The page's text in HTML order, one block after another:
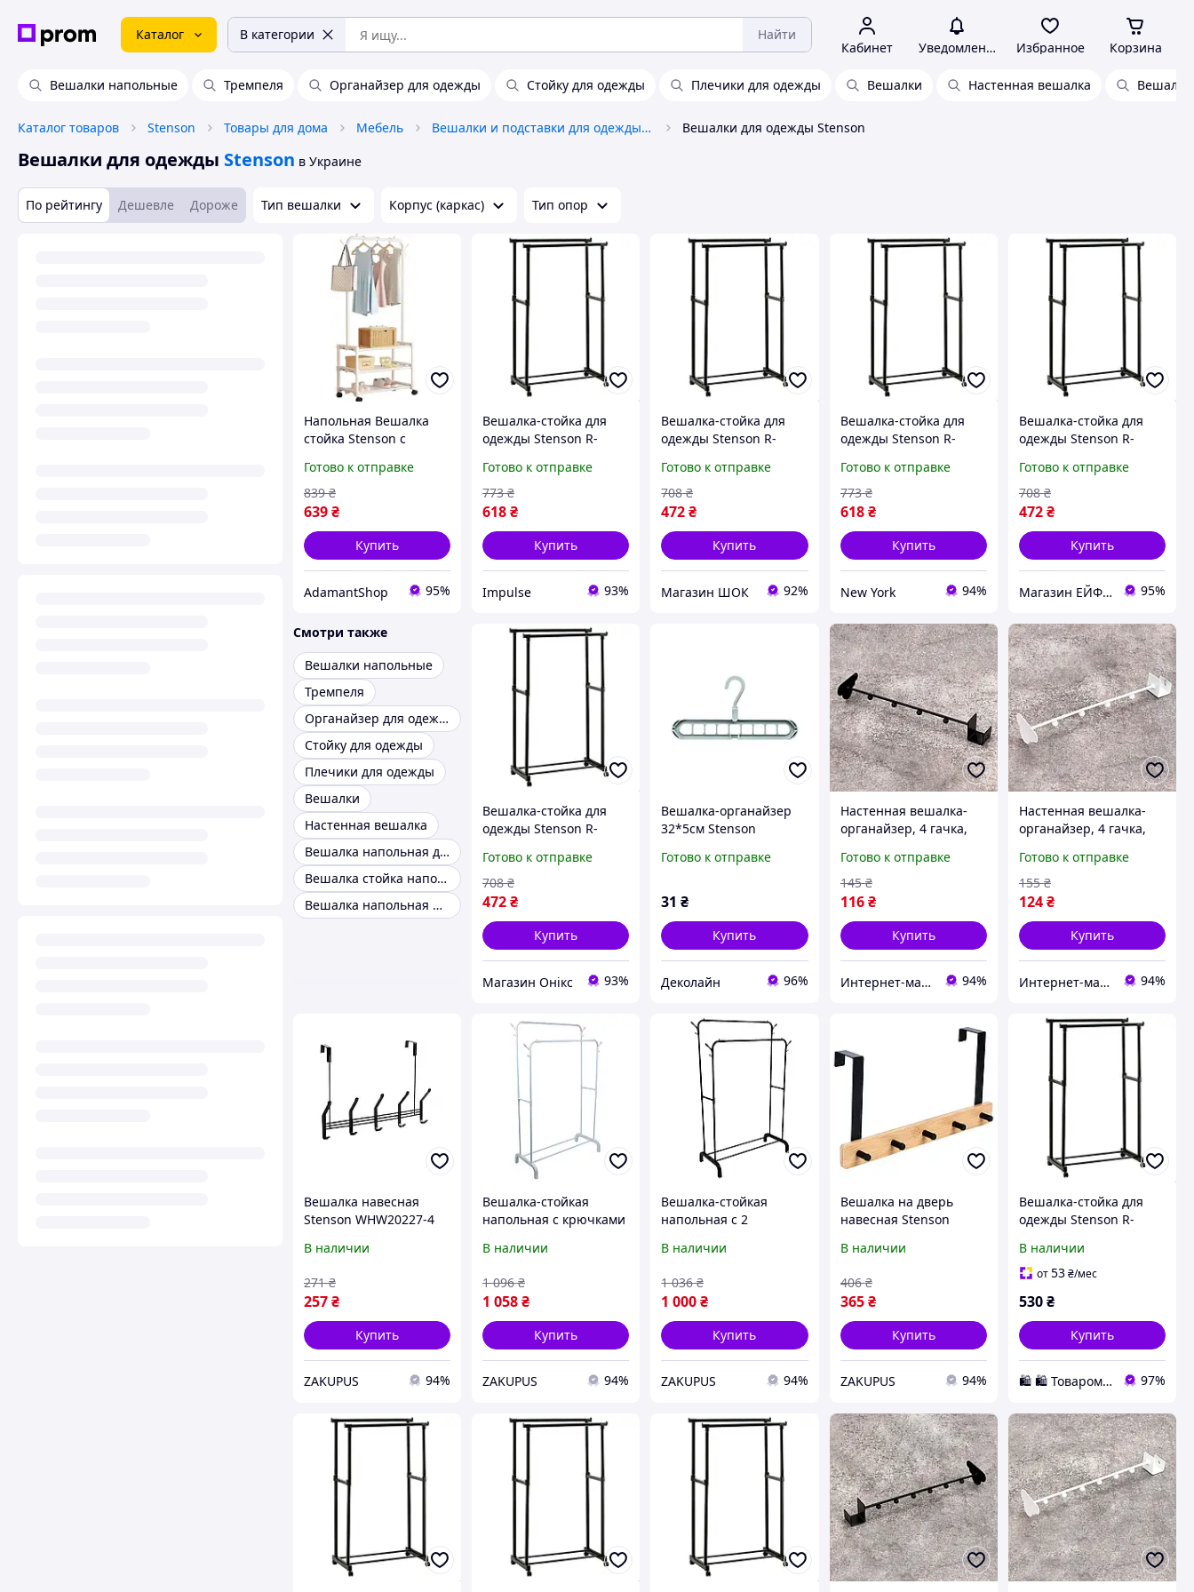
Каталог В категории Найти
Кабинет Уведомления Избранное Корзина
Вешалки напольные Тремпеля Органайзер для одежды Стойку для одежды Плечики для одежды Вешалки Настенная вешалка
Каталог товаров Stenson Товары для дома Мебель Вешалки и подставки для одежды и аксессуаров Вешалки для одежды Stenson
Вешалки для одежды Stenson в Украине
По рейтингу Дешевле Дороже Тип вешалки Корпус (каркас) Тип опор
Напольная Вешалка
стойка Stenson с
пластиковая с
металлом 56х34.5х162
см
Готово к отправке
639₴
839 ₴
Купить
AdamantShop 95%
Вешалка-стойка для
одежды Stenson R-
impulse
Готово к отправке
618₴
773 ₴
Купить
Impulse 93%
Вешалка-стойка для
одежды Stenson R-
высокое качество
Готово к отправке
472₴
708 ₴
Купить
Магазин ШОК 92%
Вешалка-стойка для
одежды Stenson R-
newyork
Готово к отправке
618 ₴
773 ₴
Купить
New York 94%
Вешалка-стойка для
одежды Stenson R-
Отличное качество
Готово к отправке
472₴
708 ₴
Купить
Магазин ЕЙФОРІЯ 95%
Смотри также
Вешалки напольные
Тремпеля
Органайзер для одежды
Стойку для одежды
Плечики для одежды
Вешалки
Настенная вешалка
Вешалка напольная для одежды
Вешалка стойка напольная
Вешалка напольная металлическая для одежды
Вешалка-стойка для
одежды Stenson R-
хорошее качество
Готово к отправке
472₴
708 ₴
Купить
Магазин Онікс 93%
Вешалка-органайзер
32*5см Stenson
Готово к отправке
31 ₴
Купить
Деколайн 96%
Настенная вешалка-
органайзер, 4 гачка,
Готово к отправке
116 ₴
145 ₴
Купить
Интернет-магазин Bigs 94%
Настенная вешалка-
органайзер, 4 гачка,
Готово к отправке
124₴
155 ₴
Купить
Интернет-магазин Bigs 94%
Вешалка навесная
Stenson WHW20227-4
крючков 24х31 см
В наличии
257₴
271 ₴
Купить
ZAKUPUS 94%
Вешалка-стойкая
напольная с крючками
перекладины,
В наличии
1 058₴
1 096 ₴
Купить
ZAKUPUS 94%
Вешалка-стойкая
напольная с 2
Stenson R88772-BL
В наличии
1 000₴
1 036 ₴
Купить
ZAKUPUS 94%
Вешалка на дверь
навесная Stenson
34х17см Коричневый с
В наличии
365 ₴
406 ₴
Купить
ZAKUPUS 94%
Вешалка-стойка для
одежды Stenson R-
В наличии
от53₴/мес
530₴
Купить
🛍️ 🛍️ Товаромания 🛍️ 🛍️ 97%